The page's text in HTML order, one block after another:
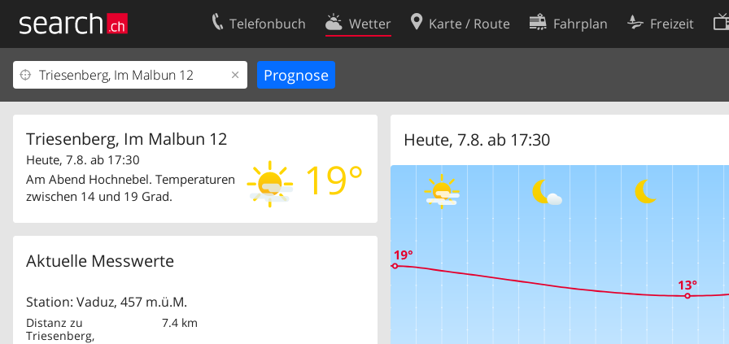
Telefonbuch Wetter Karte / Route Fahrplan Freizeit
Triesenberg, Im Malbun 12
19°
Heute, 7.8. ab 17:30
Am Abend Hochnebel. Temperaturen
zwischen 14 und 19 Grad.
Aktuelle Messwerte
Station: Vaduz, 457 m.ü.M.
Distanz zu
Triesenberg,
7.4 km
Heute, 7.8. ab 17:30
Ihr Eintrag
Kundencenter Geschäftskunden
Impressum
Kontakt
Nutzungsbedingungen
Cookie-Einstellungen